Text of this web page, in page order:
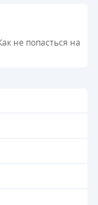
не попасться на